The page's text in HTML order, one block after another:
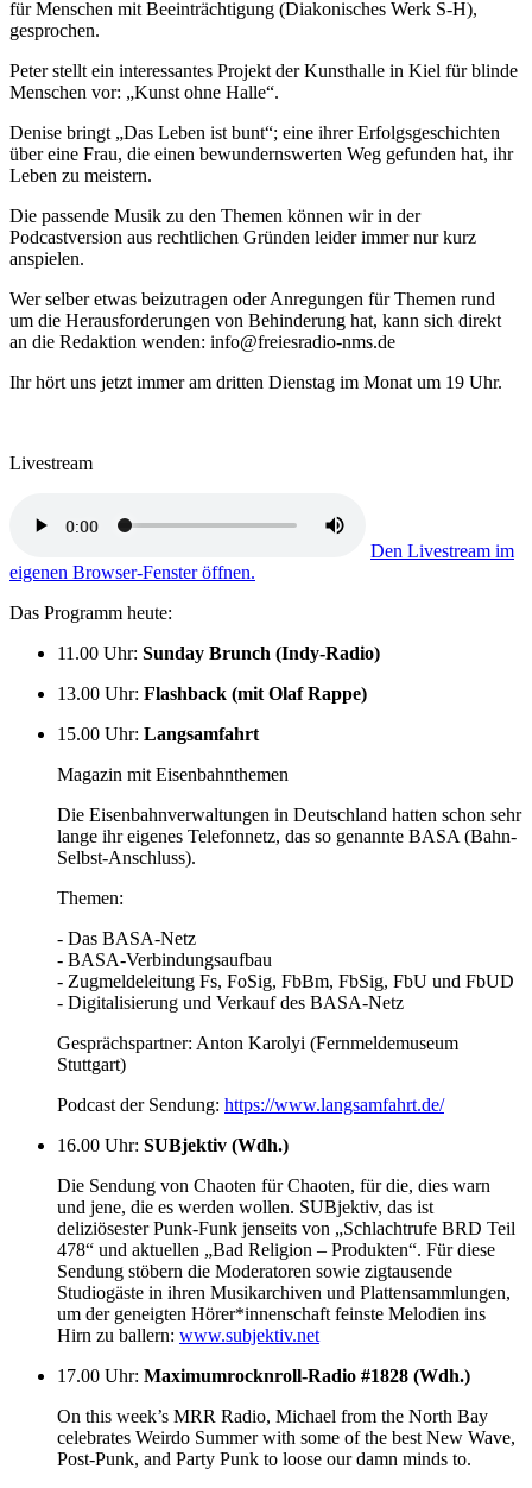
für Menschen mit Beeinträchtigung (Diakonisches Werk S-H),
gesprochen.
Peter stellt ein interessantes Projekt der Kunsthalle in Kiel für blinde
Menschen vor: „Kunst ohne Halle“.
Denise bringt „Das Leben ist bunt“; eine ihrer Erfolgsgeschichten
über eine Frau, die einen bewundernswerten Weg gefunden hat, ihr
Leben zu meistern.
Die passende Musik zu den Themen können wir in der
Podcastversion aus rechtlichen Gründen leider immer nur kurz
anspielen.
Wer selber etwas beizutragen oder Anregungen für Themen rund
um die Herausforderungen von Behinderung hat, kann sich direkt
an die Redaktion wenden: info@freiesradio-nms.de
Ihr hört uns jetzt immer am dritten Dienstag im Monat um 19 Uhr.
Livestream
Den Livestream im
eigenen Browser-Fenster öffnen.
Das Programm heute:
11.00 Uhr: Sunday Brunch (Indy-Radio)
13.00 Uhr: Flashback (mit Olaf Rappe)
15.00 Uhr: Langsamfahrt
Magazin mit Eisenbahnthemen
Die Eisenbahnverwaltungen in Deutschland hatten schon sehr
lange ihr eigenes Telefonnetz, das so genannte BASA (Bahn-
Selbst-Anschluss).
Themen:
- Das BASA-Netz
- BASA-Verbindungsaufbau
- Zugmeldeleitung Fs, FoSig, FbBm, FbSig, FbU und FbUD
- Digitalisierung und Verkauf des BASA-Netz
Gesprächspartner: Anton Karolyi (Fernmeldemuseum
Stuttgart)
Podcast der Sendung: https://www.langsamfahrt.de/
16.00 Uhr: SUBjektiv (Wdh.)
Die Sendung von Chaoten für Chaoten, für die, dies warn
und jene, die es werden wollen. SUBjektiv, das ist
deliziösester Punk-Funk jenseits von „Schlachtrufe BRD Teil
478“ und aktuellen „Bad Religion – Produkten“. Für diese
Sendung stöbern die Moderatoren sowie zigtausende
Studiogäste in ihren Musikarchiven und Plattensammlungen,
um der geneigten Hörer*innenschaft feinste Melodien ins
Hirn zu ballern: www.subjektiv.net
17.00 Uhr: Maximumrocknroll-Radio #1828 (Wdh.)
On this week’s MRR Radio, Michael from the North Bay
celebrates Weirdo Summer with some of the best New Wave,
Post-Punk, and Party Punk to loose our damn minds to.